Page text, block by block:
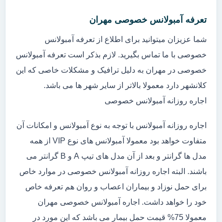
تعرفه آمبولانس خصوصی مهران
شما عزیزان میتوانید برای اطلاع از تعرفه آمبولانس
خصوصی با ما تماس بگیرید. لازم بذکر است تعرفه آمبولانس
خصوصی در مهران به دلیل ترافیک و مشکلات خاصی که این
کلانشهر دارد معمولا بالاتر از سایر شهر ها می باشد.
اجاره روزانه آمبولانس خصوصی
اجاره روزانه آمبولانس با توجه به نوع آمبولانس و امکانات آن
متفاوت خواهد بود معمولا آمبولانس های نوع VIP از همه
مدل ها گرانتر و بعد از آن مدل های تیپ A و B گرانتر می
باشند. البته اجاره روزانه آمبولانس خصوصی در موارد خاص
برای حمل نوزاد و بیماران اعصاب و روان هم تعرفه خاص
خود را خواهد داشت. اجاره آمبولانس خصوصی مهران
معمولا 75% قیمت حمل بیمار می باشد که این مورد در